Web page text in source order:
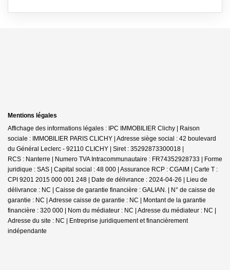
Mentions légales
Affichage des informations légales : IPC IMMOBILIER Clichy | Raison
sociale : IMMOBILIER PARIS CLICHY | Adresse siège social : 42 boulevard
du Général Leclerc - 92110 CLICHY | Siret : 35292873300018 |
RCS : Nanterre | Numero TVA Intracommunautaire : FR74352928733 | Forme
juridique : SAS | Capital social : 48 000 | Assurance RCP : CGAIM | Carte T :
CPI 9201 2015 000 001 248 | Date de délivrance : 2024-04-26 | Lieu de
délivrance : NC | Caisse de garantie financière : GALIAN. | N° de caisse de
garantie : NC | Adresse caisse de garantie : NC | Montant de la garantie
financière : 320 000 | Nom du médiateur : NC | Adresse du médiateur : NC |
Adresse du site : NC | Entreprise juridiquement et financièrement
indépendante